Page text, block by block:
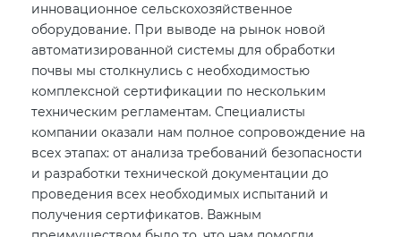
инновационное сельскохозяйственное
оборудование. При выводе на рынок новой
автоматизированной системы для обработки
почвы мы столкнулись с необходимостью
комплексной сертификации по нескольким
техническим регламентам. Специалисты
компании оказали нам полное сопровождение на
всех этапах: от анализа требований безопасности
и разработки технической документации до
проведения всех необходимых испытаний и
получения сертификатов. Важным